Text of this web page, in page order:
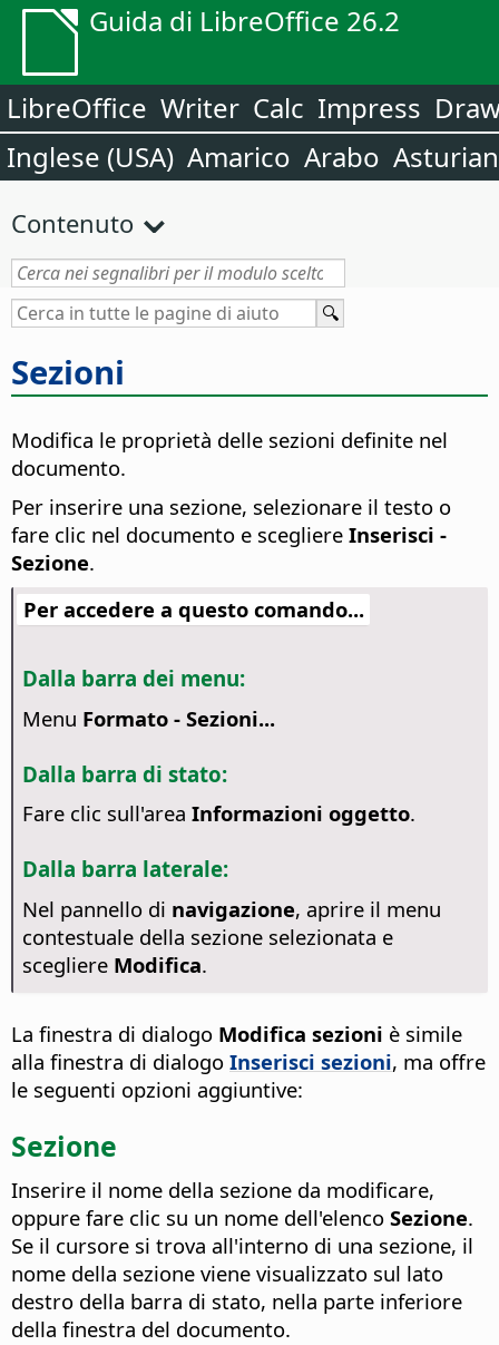
Guida di LibreOffice 26.2
LibreOffice Writer Calc Impress
Inglese (USA) Amarico Arabo
Contenuto
Sezioni
Modifica le proprietà delle sezioni definite nel
documento.
Per inserire una sezione, selezionare il testo o
fare clic nel documento e scegliere Inserisci -
Sezione.
Per accedere a questo comando...
Dalla barra dei menu:
Menu Formato - Sezioni...
Dalla barra di stato:
Fare clic sull'area Informazioni oggetto.
Dalla barra laterale:
Nel pannello di navigazione, aprire il menu
contestuale della sezione selezionata e
scegliere Modifica.
La finestra di dialogo Modifica sezioni è simile
alla finestra di dialogo Inserisci sezioni, ma offre
le seguenti opzioni aggiuntive:
Sezione
Inserire il nome della sezione da modificare,
oppure fare clic su un nome dell'elenco Sezione.
Se il cursore si trova all'interno di una sezione, il
nome della sezione viene visualizzato sul lato
destro della barra di stato, nella parte inferiore
della finestra del documento.